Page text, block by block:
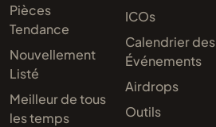
Pièces
Tendance
Nouvellement
Listé
Meilleur de tous
les temps
ICOs
Calendrier des
Événements
Airdrops
Outils